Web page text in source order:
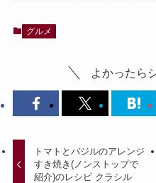
グルメ
よかったら
トマトとバジルのアレンジ
すき焼き(ノンストップで
紹介)のレシピ クラシル